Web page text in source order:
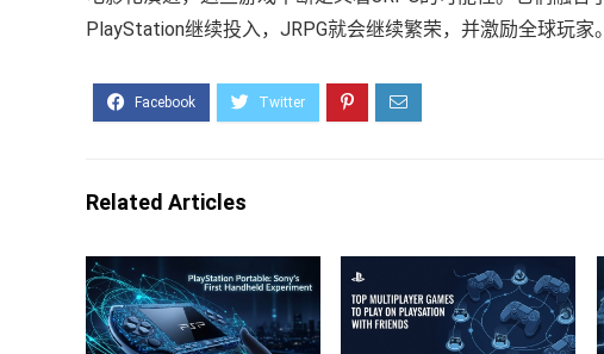
PlayStation继续投入，JRPG就会继续繁荣，并激励全球玩家。
Related Articles